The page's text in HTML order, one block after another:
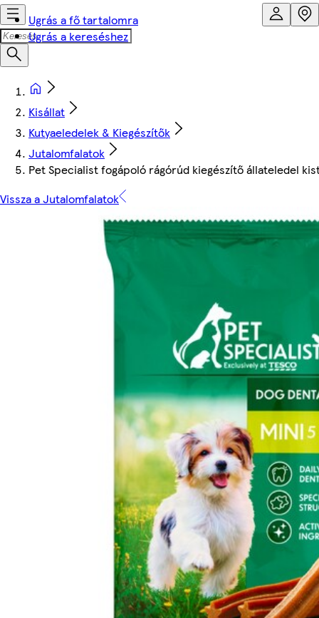
Ugrás a fő tartalomra
Ugrás a kereséshez
Kisállat
Kutyaeledelek & Kiegészítők
Jutalomfalatok
Pet Specialist fogápoló rágórúd kiegészítő állateledel
Vissza a Jutalomfalatok